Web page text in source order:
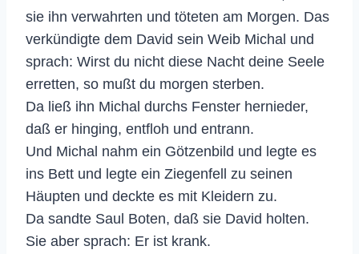
sie ihn verwahrten und töteten am Morgen. Das
verkündigte dem David sein Weib Michal und
sprach: Wirst du nicht diese Nacht deine Seele
erretten, so mußt du morgen sterben.
Da ließ ihn Michal durchs Fenster hernieder,
daß er hinging, entfloh und entrann.
Und Michal nahm ein Götzenbild und legte es
ins Bett und legte ein Ziegenfell zu seinen
Häupten und deckte es mit Kleidern zu.
Da sandte Saul Boten, daß sie David holten.
Sie aber sprach: Er ist krank.